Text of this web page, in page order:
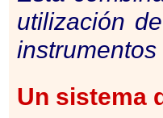
utilización
Un sistema